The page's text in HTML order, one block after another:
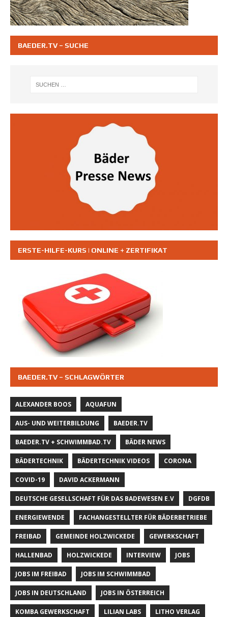
BAEDER.TV – SUCHE
ERSTE-HILFE-KURS | ONLINE + ZERTIFIKAT
BAEDER.TV – SCHLAGWÖRTER
ALEXANDER BOOS AQUAFUN
AUS- UND WEITERBILDUNG BAEDER.TV
BAEDER.TV + SCHWIMMBAD.TV BÄDER NEWS
BÄDERTECHNIK BÄDERTECHNIK VIDEOS CORONA
COVID-19 DAVID ACKERMANN
DEUTSCHE GESELLSCHAFT FÜR DAS BADEWESEN E.V DGFDB
ENERGIEWENDE FACHANGESTELLTER FÜR BÄDERBETRIEBE
FREIBAD GEMEINDE HOLZWICKEDE GEWERKSCHAFT
HALLENBAD HOLZWICKEDE INTERVIEW JOBS
JOBS IM FREIBAD JOBS IM SCHWIMMBAD
JOBS IN DEUTSCHLAND JOBS IN ÖSTERREICH
KOMBA GEWERKSCHAFT LILIAN LABS LITHO VERLAG